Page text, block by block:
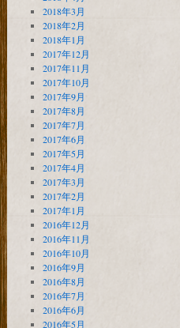
2018年3月
2018年2月
2018年1月
2017年12月
2017年11月
2017年10月
2017年9月
2017年8月
2017年7月
2017年6月
2017年5月
2017年4月
2017年3月
2017年2月
2017年1月
2016年12月
2016年11月
2016年10月
2016年9月
2016年8月
2016年7月
2016年6月
2016年5月